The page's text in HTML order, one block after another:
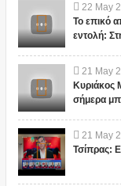
22 May
Το επικό
εντολή:
21 May
Κυριάκος
σήμερα
21 May
Τσίπρας: